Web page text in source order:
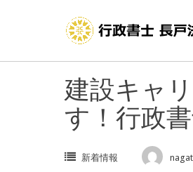
建設キャ
す！行政
新着情報